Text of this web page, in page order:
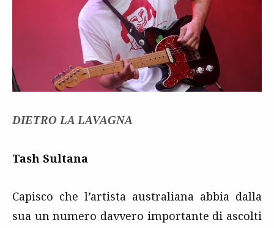
DIETRO LA LAVAGNA
Tash Sultana
Capisco che l’artista australiana abbia dalla
sua un numero davvero importante di ascolti